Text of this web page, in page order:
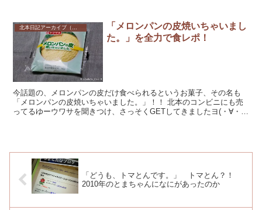
「メロンパンの皮焼いちゃいまし
た。」を全力で食レポ！
今話題の、メロンパンの皮だけ食べられるというお菓子、その名も
「メロンパンの皮焼いちゃいました。」！！ 北本のコンビニにも売
ってるゆーウワサを聞きつけ、さっそくGETしてきましたヨ(・∀・)
「どうも、トマとんです。」 トマとん？！
2010年のとまちゃんになにがあったのか